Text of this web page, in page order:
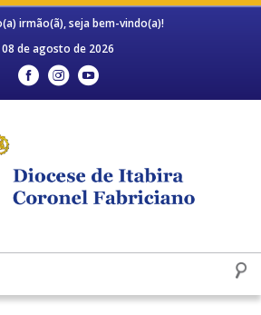
irmão(ã), seja bem-vindo(a)!
08 de agosto de 2026